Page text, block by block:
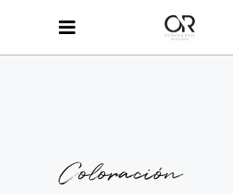
Coloración